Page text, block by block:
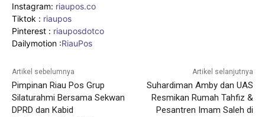
Instagram: riaupos.co
Tiktok : riaupos
Pinterest : riauposdotco
Dailymotion :RiauPos
Artikel sebelumnya
Pimpinan Riau Pos Grup
Silaturahmi Bersama Sekwan
DPRD dan Kabid
Artikel selanjutnya
Suhardiman Amby dan UAS
Resmikan Rumah Tahfiz &
Pesantren Imam Saleh di